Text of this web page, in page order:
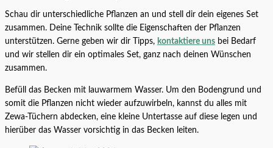
Schau dir unterschiedliche Pflanzen an und stell dir dein eigenes Set
zusammen. Deine Technik sollte die Eigenschaften der Pflanzen
unterstützen. Gerne geben wir dir Tipps, kontaktiere uns bei Bedarf
und wir stellen dir ein optimales Set, ganz nach deinen Wünschen
zusammen.
Befüll das Becken mit lauwarmem Wasser. Um den Bodengrund und
somit die Pflanzen nicht wieder aufzuwirbeln, kannst du alles mit
Zewa-Tüchern abdecken, eine kleine Untertasse auf diese legen und
hierüber das Wasser vorsichtig in das Becken leiten.